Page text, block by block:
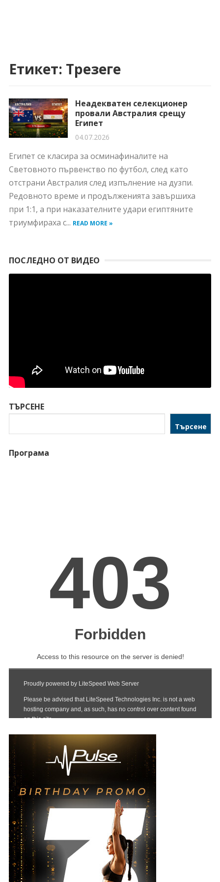
Етикет: Трезеге
Неадекватен селекционер
провали Австралия срещу
Египет
04.07.2026
Египет се класира за осминафиналите на
Световното първенство по футбол, след като
отстрани Австралия след изпълнение на дузпи.
Редовното време и продълженията завършиха
при 1:1, а при наказателните удари египтяните
триумфираха с... READ MORE »
ПОСЛЕДНО ОТ ВИДЕО
ТЪРСЕНЕ
Търсене
Програма